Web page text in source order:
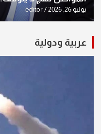
يوليو 26, 2026 editor
عربية ودولية